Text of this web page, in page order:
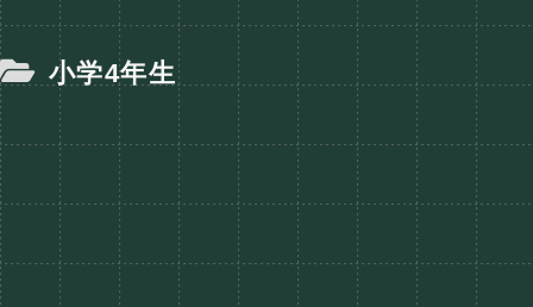
小学4年生